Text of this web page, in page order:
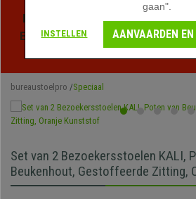
Profiteer van de Zomeruitverkoop
Exclusieve kortingen voor een
bureaustoelpro Speciaal
Set van 2 Bezoekersstoelen KALI,
Beukenhout, Gestoffeerde Zitting,
gaan".
INSTELLEN AANVAARDEN